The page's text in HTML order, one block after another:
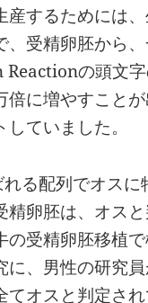
するためには
受精卵胚から
の頭文
倍に増やすこと
ていました。
る配列でオスに
卵胚は、オス
受精卵胚移植
、男性の研究
てオスと判定さ